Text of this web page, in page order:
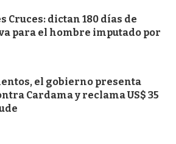
Cruces: dictan 180 días de
para el hombre imputado por
el gobierno presenta
Cardama y reclama US$ 35